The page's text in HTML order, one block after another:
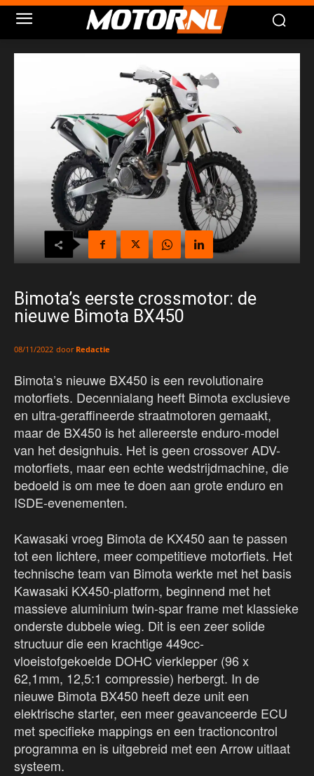
Bimota’s eerste crossmotor: de
nieuwe Bimota BX450
08/11/2022 door Redactie
Bimota’s nieuwe BX450 is een revolutionaire
motorfiets. Decennialang heeft Bimota exclusieve
en ultra-geraffineerde straatmotoren gemaakt,
maar de BX450 is het allereerste enduro-model
van het designhuis. Het is geen crossover ADV-
motorfiets, maar een echte wedstrijdmachine, die
bedoeld is om mee te doen aan grote enduro en
ISDE-evenementen.
Kawasaki vroeg Bimota de KX450 aan te passen
tot een lichtere, meer competitieve motorfiets. Het
technische team van Bimota werkte met het basis
Kawasaki KX450-platform, beginnend met het
massieve aluminium twin-spar frame met klassieke
onderste dubbele wieg. Dit is een zeer solide
structuur die een krachtige 449cc-
vloeistofgekoelde DOHC vierklepper (96 x
62,1mm, 12,5:1 compressie) herbergt. In de
nieuwe Bimota BX450 heeft deze unit een
elektrische starter, een meer geavanceerde ECU
met specifieke mappings en een tractioncontrol
programma en is uitgebreid met een Arrow uitlaat
systeem.